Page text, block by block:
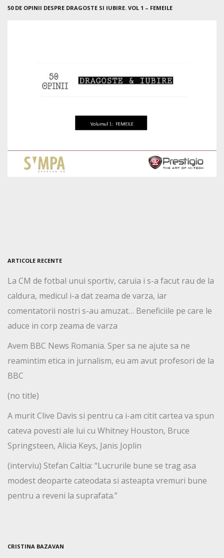
50 DE OPINII DESPRE DRAGOSTE SI IUBIRE. VOL 1 – FEMEILE
ARTICOLE RECENTE
La CM de fotbal unui sportiv, caruia i s-a facut rau de la
caldura, medicul i-a dat zeama de varza, iar
comentatorii nostri s-au amuzat… Beneficiile pe care le
aduce in corp zeama de varza
Avem BBC News Romania. Sper sa ne ajute sa ne
reamintim etica in jurnalism, eu am avut profesori de la
BBC
(no title)
A murit Clive Davis si pentru ca i-am citit cartea va spun
cateva povesti ale lui cu Whitney Houston, Bruce
Springsteen, Alicia Keys, Janis Joplin
(interviu) Stefan Caltia: “Lucrurile bune se trag asa
modest deoparte cateodata si asteapta vremuri bune
pentru a reveni la suprafata.”
CRISTINA BAZAVAN